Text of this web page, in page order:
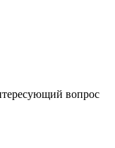
вопрос